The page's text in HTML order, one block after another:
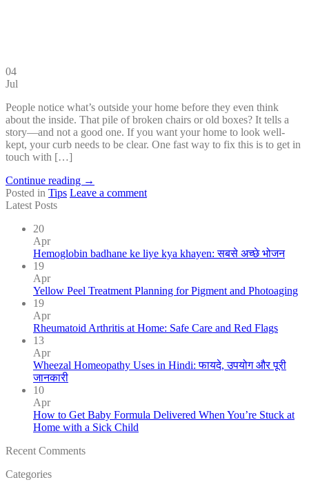
04
Jul
People notice what’s outside your home before they even think
about the inside. That pile of broken chairs or old boxes? It tells a
story—and not a good one. If you want your home to look well-
kept, your curb needs to be clear. One fast way to fix this is to get in
touch with […]
Continue reading →
Posted in Tips Leave a comment
Latest Posts
20
Apr
Hemoglobin badhane ke liye kya khayen: सबसे अच्छे भोजन
19
Apr
Yellow Peel Treatment Planning for Pigment and Photoaging
19
Apr
Rheumatoid Arthritis at Home: Safe Care and Red Flags
13
Apr
Wheezal Homeopathy Uses in Hindi: फायदे, उपयोग और पूरी
जानकारी
10
Apr
How to Get Baby Formula Delivered When You’re Stuck at
Home with a Sick Child
Recent Comments
Categories